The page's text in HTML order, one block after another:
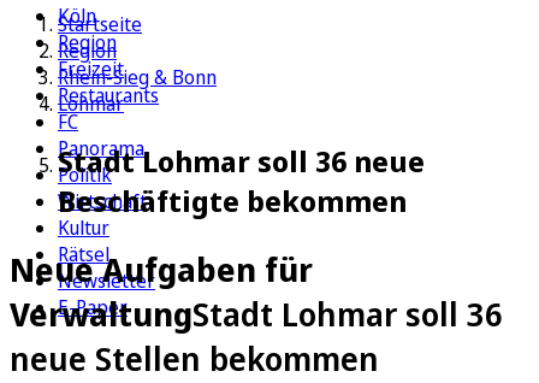
Köln
Region
Freizeit
Restaurants
FC
Panorama
Politik
Wirtschaft
Kultur
Rätsel
Newsletter
E-Paper
Startseite
Region
Rhein-Sieg & Bonn
Lohmar
Stadt Lohmar soll 36 neue
Beschäftigte bekommen
Neue Aufgaben für
VerwaltungStadt Lohmar soll 36
neue Stellen bekommen